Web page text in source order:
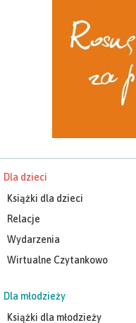
Dla dzieci
Książki dla dzieci
Relacje
Wydarzenia
Wirtualne Czytankowo
Dla młodzieży
Książki dla młodzieży